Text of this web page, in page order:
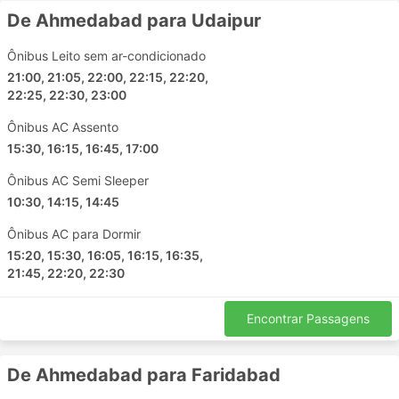
passageiros e muitas outras vantagens para que
Contras de Viagens de Ônibus
Terminais de ônibus interurbanos mais novos
estão muito muitas vezes localizados fora da
que os ônibus evitem o congestionamento da
cidade. Infelizmente, isso pode criar dificuldades
terminal pode ser um problema, já que em alguns
destinos existem restrições aos veículos
autorizados a entrar no terminal, e você terá que
usar transportes especiais para chegar lá. Isto
resulta em custos mais altos, pois os preços
podem subir. Calcule também o tempo extra se
especialmente se você não estiver familiarizado
De Ahmedabad para Udaipur
Ônibus Leito sem ar-condicionado
21:00, 21:05, 22:00, 22:15, 22:20,
22:25, 22:30, 23:00
Ônibus AC Assento
15:30, 16:15, 16:45, 17:00
Ônibus AC Semi Sleeper
10:30, 14:15, 14:45
Ônibus AC para Dormir
15:20, 15:30, 16:05, 16:15, 16:35,
21:45, 22:20, 22:30
Encontrar Passagens
De Ahmedabad para Faridabad